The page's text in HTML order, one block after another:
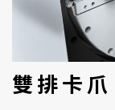
雙排卡爪